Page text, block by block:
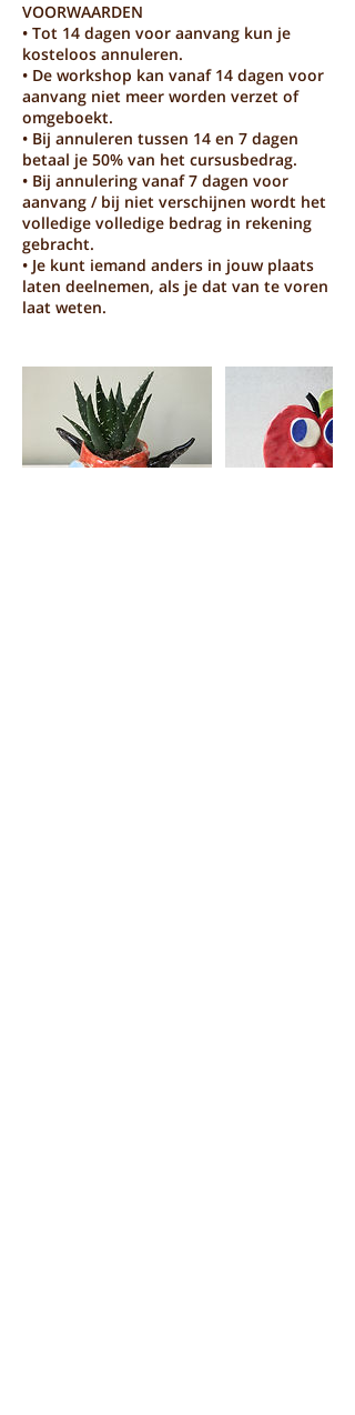
VOORWAARDEN
• Tot 14 dagen voor aanvang kun je
kosteloos annuleren.
• De workshop kan vanaf 14 dagen voor
aanvang niet meer worden verzet of
omgeboekt.
• Bij annuleren tussen 14 en 7 dagen
betaal je 50% van het cursusbedrag.
• Bij annulering vanaf 7 dagen voor
aanvang / bij niet verschijnen wordt het
volledige volledige bedrag in rekening
gebracht.
• Je kunt iemand anders in jouw plaats
laten deelnemen, als je dat van te voren
laat weten.